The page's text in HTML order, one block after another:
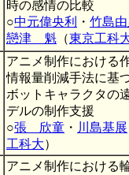
時の感情の比較
○中元偉央利 ・ 竹島
戀津 魁 （東京工科
アニメ制作における
情報量削減手法に基
ボットキャラクタの
デルの制作支援
○張 欣童 ・ 川島基展
工科大）
アニメ制作における